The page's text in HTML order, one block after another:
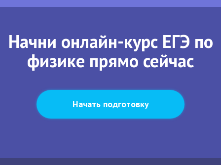
Начни онлайн-курс ЕГЭ по
физике прямо сейчас
Начать подготовку